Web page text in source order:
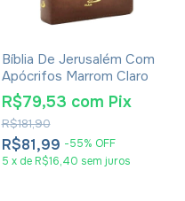
Bíblia De Jerusalém Com
Apócrifos Marrom Claro
R$81,99 -55% OFF
R$181,90
R$79,53 com Pix
5 x de R$16,40 sem juros